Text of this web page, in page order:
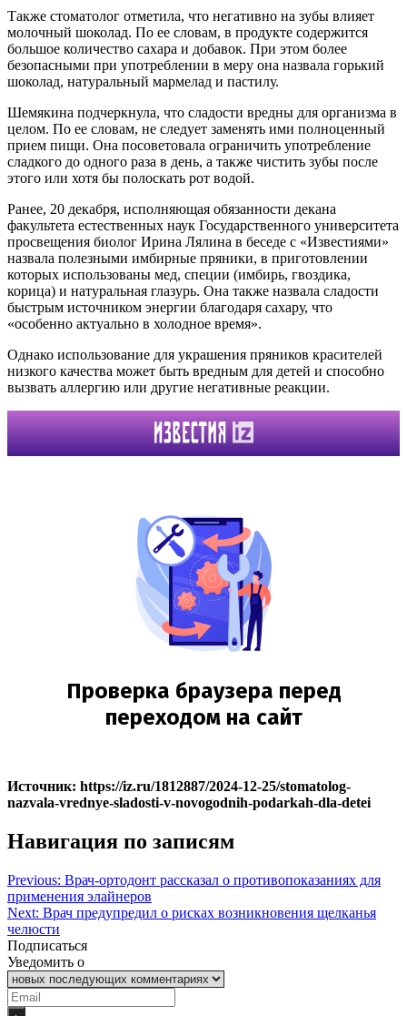
Также стоматолог отметила, что негативно на зубы влияет
молочный шоколад. По ее словам, в продукте содержится
большое количество сахара и добавок. При этом более
безопасными при употреблении в меру она назвала горький
шоколад, натуральный мармелад и пастилу.
Шемякина подчеркнула, что сладости вредны для организма в
целом. По ее словам, не следует заменять ими полноценный
прием пищи. Она посоветовала ограничить употребление
сладкого до одного раза в день, а также чистить зубы после
этого или хотя бы полоскать рот водой.
Ранее, 20 декабря, исполняющая обязанности декана
факультета естественных наук Государственного университета
просвещения биолог Ирина Лялина в беседе с «Известиями»
назвала полезными имбирные пряники, в приготовлении
которых использованы мед, специи (имбирь, гвоздика,
корица) и натуральная глазурь. Она также назвала сладости
быстрым источником энергии благодаря сахару, что
«особенно актуально в холодное время».
Однако использование для украшения пряников красителей
низкого качества может быть вредным для детей и способно
вызвать аллергию или другие негативные реакции.
Источник: https://iz.ru/1812887/2024-12-25/stomatolog-
nazvala-vrednye-sladosti-v-novogodnih-podarkah-dla-detei
Навигация по записям
Previous: Врач-ортодонт рассказал о противопоказаниях для
применения элайнеров
Next: Врач предупредил о рисках возникновения щелканья
челюсти
Подписаться
Уведомить о